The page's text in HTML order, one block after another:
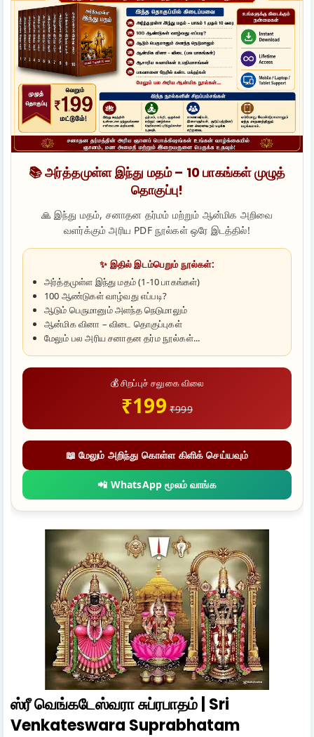
📚 அர்த்தமுள்ள இந்து மதம் – 10 பாகங்கள் முழுத்
தொகுப்பு!
🙏 இந்து மதம், சனாதன தர்மம் மற்றும் ஆன்மிக அறிவை
வளர்க்கும் அரிய PDF நூல்கள் ஒரே இடத்தில்!
✨ இதில் இடம்பெறும் நூல்கள்:
அர்த்தமுள்ள இந்து மதம் (1-10 பாகங்கள்)
100 ஆண்டுகள் வாழ்வது எப்படி?
ஆடும் பெருமானும் அளந்த நெடுமாலும்
ஆன்மிக வினா – விடை தொகுப்புகள்
மேலும் பல அரிய சனாதன தர்ம நூல்கள்...
💰 சிறப்புச் சலுகை விலை
₹199 ₹999
📖 மேலும் அறிந்து கொள்ள கிளிக் செய்யவும்
📲 WhatsApp மூலம் வாங்க
ஸ்ரீ வெங்கடேஸ்வரா சுப்ரபாதம் | Sri
Venkateswara Suprabhatam